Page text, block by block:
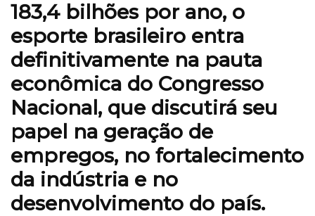
183,4 bilhões por ano, o
esporte brasileiro entra
definitivamente na pauta
econômica do Congresso
Nacional, que discutirá seu
papel na geração de
empregos, no fortalecimento
da indústria e no
desenvolvimento do país.